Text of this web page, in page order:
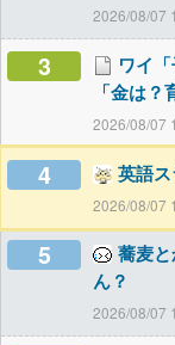
2026/08/07
3
ワイ
「金は
2026/08/07
4 英語
2026/08/07
5
蕎麦
ん？
2026/08/07